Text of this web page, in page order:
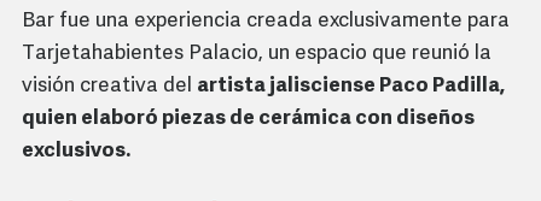
Bar fue una experiencia creada exclusivamente para
Tarjetahabientes Palacio, un espacio que reunió la
visión creativa del artista jalisciense Paco Padilla,
quien elaboró piezas de cerámica con diseños
exclusivos.